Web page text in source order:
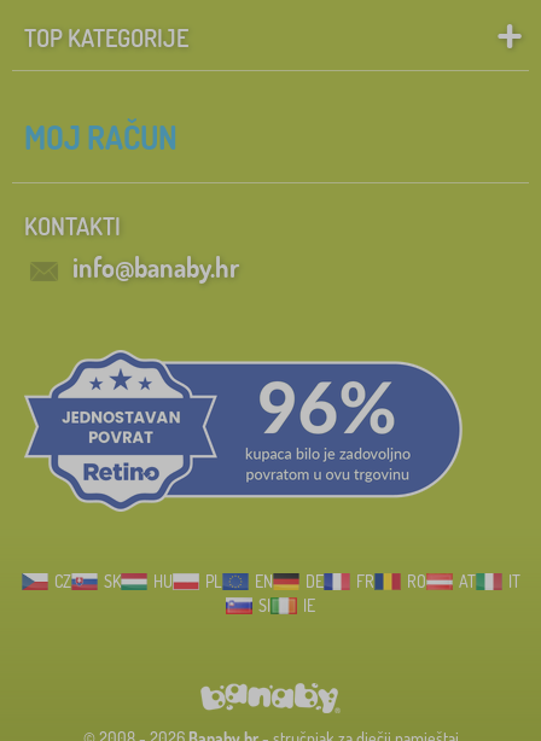
TOP KATEGORIJE
MOJ RAČUN
KONTAKTI
info@banaby.hr
CZ SK HU PL EN DE FR RO AT
IT
SI
IE